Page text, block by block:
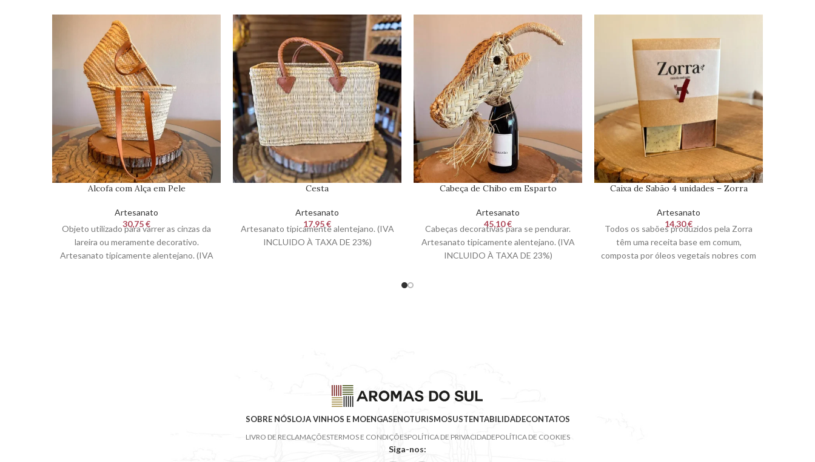
Alcofa com Alça em Pele
Artesanato
30,75€
Objeto utilizado para varrer as cinzas da
lareira ou meramente decorativo.
Artesanato tipicamente alentejano. (IVA
Cesta
Artesanato
17,95€
Artesanato tipicamente alentejano. (IVA
INCLUIDO À TAXA DE 23%)
Cabeça de Chibo em Esparto
Artesanato
45,10€
Cabeças decorativas para se pendurar.
Artesanato tipicamente alentejano. (IVA
INCLUIDO À TAXA DE 23%)
Caixa de Sabão 4 unidades – Zorra
Artesanato
14,30€
Todos os sabões produzidos pela Zorra
têm uma receita base em comum,
composta por óleos vegetais nobres com
SOBRE NÓSLOJA VINHOS E MOENGASENOTURISMOSUSTENTABILIDADECONTATOS
LIVRO DE RECLAMAÇÕESTERMOS E CONDIÇÕESPOLÍTICA DE PRIVACIDADEPOLÍTICA DE COOKIES
Siga-nos: